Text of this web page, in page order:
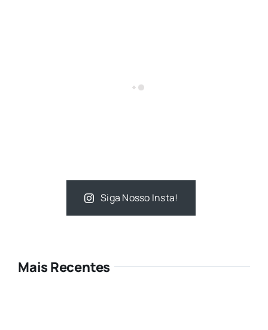
Siga Nosso Insta!
Mais Recentes